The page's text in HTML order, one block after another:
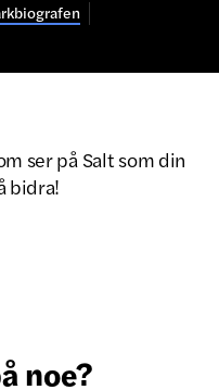
ser på Salt som din
bidra!
noe?